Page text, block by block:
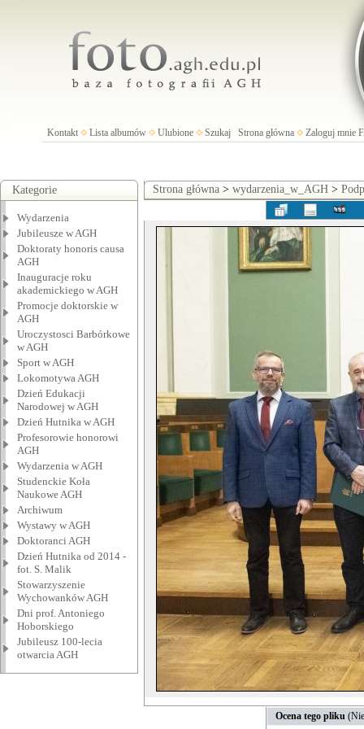
Kontakt Lista albumów Ulubione Szukaj Strona główna Zaloguj mnie
Kategorie
Wydarzenia
Jubileusze w AGH
Doktoraty honoris causa
AGH
Inauguracje roku
akademickiego w AGH
Promocje doktorskie w
AGH
Uroczystosci Barbórkowe
w AGH
Sport w AGH
Lokomotywa AGH
Dzień Edukacji
Narodowej w AGH
Dzień Hutnika w AGH
Profesorowie honorowi
AGH
Wydarzenia w AGH
Studenckie Koła
Naukowe AGH
Archiwum
Wystawy w AGH
Doktoranci AGH
Dzień Hutnika od 2014 -
fot. S. Malik
Stowarzyszenie
Wychowanków AGH
Dni prof. Antoniego
Hoborskiego
Jubileusz 100-lecia
otwarcia AGH
Strona główna > wydarzenia_w_AGH >
Ocena tego pliku